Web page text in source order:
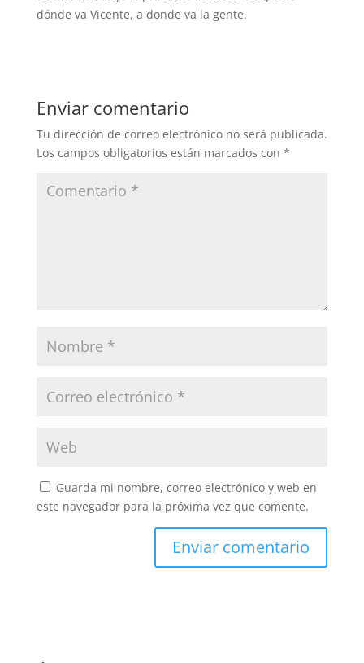
dónde va Vicente, a donde va la gente.
Enviar comentario
Tu dirección de correo electrónico no será publicada.
Los campos obligatorios están marcados con *
Guarda mi nombre, correo electrónico y web en
este navegador para la próxima vez que comente.